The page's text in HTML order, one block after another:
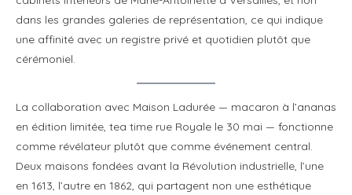
dans les grandes galeries de représentation, ce qui indique
une affinité avec un registre privé et quotidien plutôt que
cérémoniel.
La collaboration avec Maison Ladurée — macaron à l’ananas
en édition limitée, tea time rue Royale le 30 mai — fonctionne
comme révélateur plutôt que comme événement central.
Deux maisons fondées avant la Révolution industrielle, l’une
en 1613, l’autre en 1862, qui partagent non une esthétique